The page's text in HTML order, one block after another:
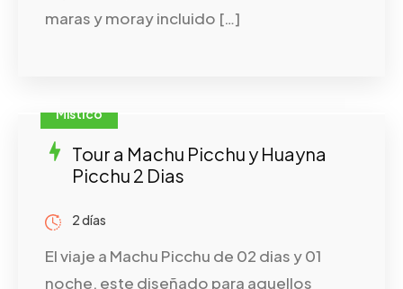
maras y moray incluido […]
Místico
Tour a Machu Picchu y Huayna
Picchu 2 Dias
2 días
El viaje a Machu Picchu de 02 dias y 01
noche, este diseñado para aquellos